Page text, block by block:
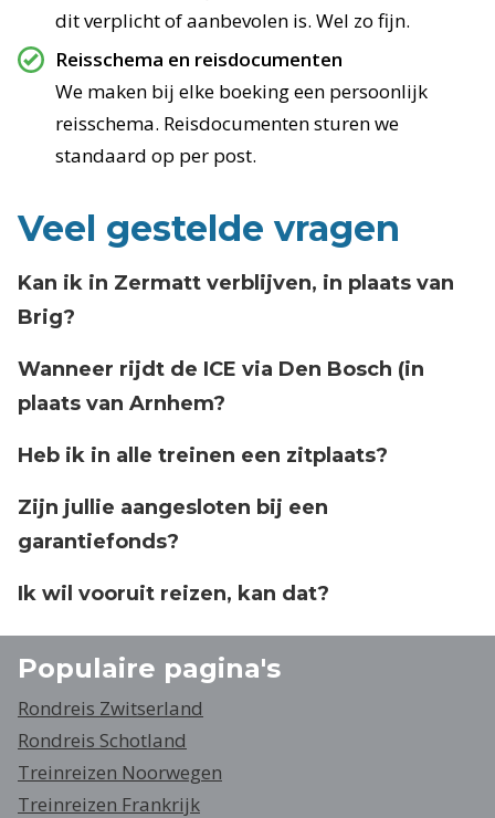
dit verplicht of aanbevolen is. Wel zo fijn.
Reisschema en reisdocumenten
We maken bij elke boeking een persoonlijk
reisschema. Reisdocumenten sturen we
standaard op per post.
Veel gestelde vragen
Kan ik in Zermatt verblijven, in plaats van
Brig?
Wanneer rijdt de ICE via Den Bosch (in
plaats van Arnhem?
Heb ik in alle treinen een zitplaats?
Zijn jullie aangesloten bij een
garantiefonds?
Ik wil vooruit reizen, kan dat?
Populaire pagina's
Rondreis Zwitserland
Rondreis Schotland
Treinreizen Noorwegen
Treinreizen Frankrijk